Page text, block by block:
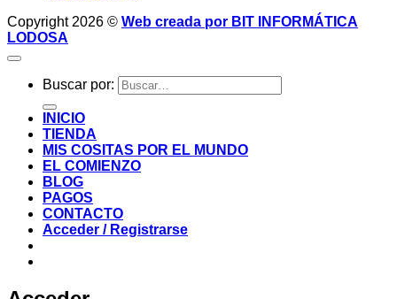
Copyright 2026 © Web creada por BIT INFORMÁTICA
LODOSA
Buscar por:
INICIO
TIENDA
MIS COSITAS POR EL MUNDO
EL COMIENZO
BLOG
PAGOS
CONTACTO
Acceder / Registrarse